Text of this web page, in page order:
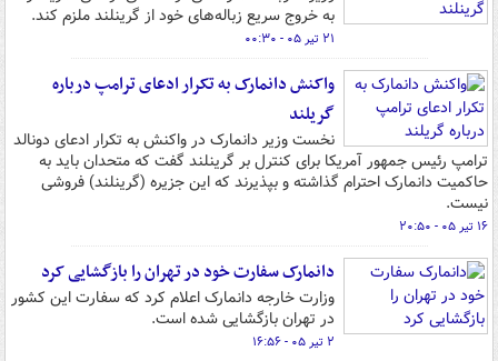
به خروج سریع زباله‌های خود از گرینلند ملزم کند.
۲۱ تیر ۰۵ - ۰۰:۳۰
واکنش دانمارک به تکرار ادعای ترامپ درباره
گریلند
نخست وزیر دانمارک در واکنش به تکرار ادعای دونالد
ترامپ رئیس جمهور آمریکا برای کنترل بر گرینلند گفت که متحدان باید به
حاکمیت دانمارک احترام گذاشته و بپذیرند که این جزیره (گرینلند) فروشی
نیست.
۱۶ تیر ۰۵ - ۲۰:۵۰
دانمارک سفارت خود در تهران را بازگشایی کرد
وزارت خارجه دانمارک اعلام کرد که سفارت این کشور
در تهران بازگشایی شده است.
۲ تیر ۰۵ - ۱۶:۵۶